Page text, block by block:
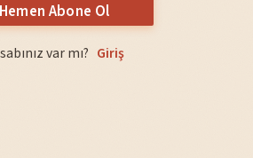
Hemen Abone Ol
var mı? Giriş